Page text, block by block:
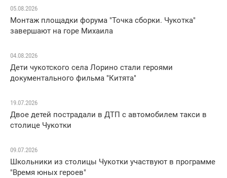
05.08.2026
Монтаж площадки форума "Точка сборки. Чукотка"
завершают на горе Михаила
04.08.2026
Дети чукотского села Лорино стали героями
документального фильма "Китята"
19.07.2026
Двое детей пострадали в ДТП с автомобилем такси в
столице Чукотки
09.07.2026
Школьники из столицы Чукотки участвуют в программе
"Время юных героев"